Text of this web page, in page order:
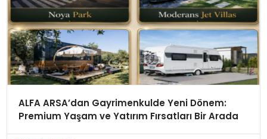
ALFA ARSA’dan Gayrimenkulde Yeni Dönem:
Premium Yaşam ve Yatırım Fırsatları Bir Arada